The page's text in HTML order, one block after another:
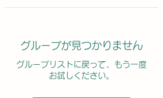
グループが見つかりません
グループリストに戻って、もう一度
お試しください。